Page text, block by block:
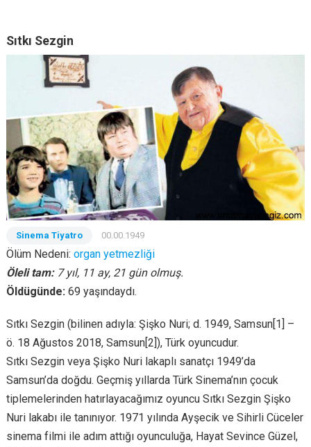
Sıtkı Sezgin
Sinema Tiyatro 00.00.1949
Ölüm Nedeni: organ yetmezliği
Öleli tam: 7 yıl, 11 ay, 21 gün olmuş.
Öldügünde: 69 yaşındaydı.
Sıtkı Sezgin (bilinen adıyla: Şişko Nuri; d. 1949, Samsun[1] –
ö. 18 Ağustos 2018, Samsun[2]), Türk oyuncudur.
Sıtkı Sezgin veya Şişko Nuri lakaplı sanatçı 1949’da
Samsun’da doğdu. Geçmiş yıllarda Türk Sinema’nın çocuk
tiplemelerinden hatırlayacağımız oyuncu Sıtkı Sezgin Şişko
Nuri lakabı ile tanınıyor. 1971 yılında Ayşecik ve Sihirli Cüceler
sinema filmi ile adım attığı oyunculuğa, Hayat Sevince Güzel,